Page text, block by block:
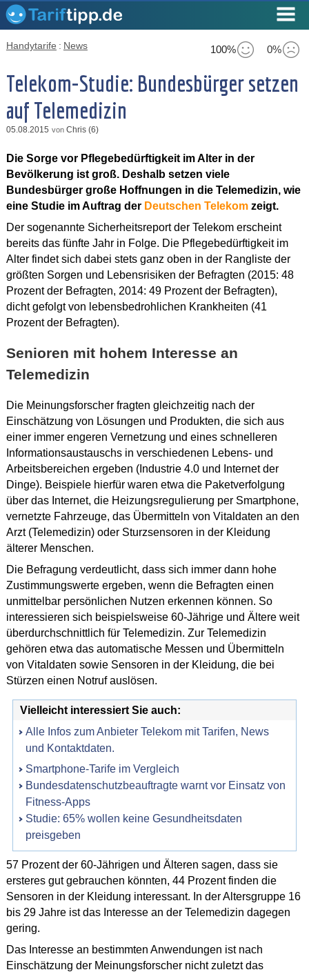
100% 0%
Handytarife : News
Telekom-Studie: Bundesbürger setzen
auf Telemedizin
05.08.2015 von Chris (6)
Die Sorge vor Pflegebedürftigkeit im Alter in der
Bevölkerung ist groß. Deshalb setzen viele
Bundesbürger große Hoffnungen in die Telemedizin, wie
eine Studie im Auftrag der Deutschen Telekomzeigt.
Der sogenannte Sicherheitsreport der Telekom erscheint
bereits das fünfte Jahr in Folge. Die Pflegebedürftigkeit im
Alter findet sich dabei stets ganz oben in der Rangliste der
größten Sorgen und Lebensrisiken der Befragten (2015: 48
Prozent der Befragten, 2014: 49 Prozent der Befragten),
dicht gefolgt von lebensbedrohlichen Krankheiten (41
Prozent der Befragten).
Senioren mit hohem Interesse an
Telemedizin
Die Meinungsforscher fragten gleichzeitig nach der
Einschätzung von Lösungen und Produkten, die sich aus
einer immer engeren Vernetzung und eines schnelleren
Informationsaustauschs in verschiedenen Lebens- und
Arbeitsbereichen ergeben (Industrie 4.0 und Internet der
Dinge). Beispiele hierfür waren etwa die Paketverfolgung
über das Internet, die Heizungsregulierung per Smartphone,
vernetzte Fahrzeuge, das Übermitteln von Vitaldaten an den
Arzt (Telemedizin) oder Sturzsensoren in der Kleidung
älterer Menschen.
Die Befragung verdeutlicht, dass sich immer dann hohe
Zustimmungswerte ergeben, wenn die Befragten einen
unmittelbar persönlichen Nutzen erkennen können. So
interessieren sich beispielsweise 60-Jährige und Ältere weit
überdurchschnittlich für Telemedizin. Zur Telemedizin
gehören etwa das automatische Messen und Übermitteln
von Vitaldaten sowie Sensoren in der Kleidung, die bei
Stürzen einen Notruf auslösen.
Vielleicht interessiert Sie auch:
Alle Infos zum Anbieter Telekom mit Tarifen, News
und Kontaktdaten.
Smartphone-Tarife im Vergleich
Bundesdatenschutzbeauftragte warnt vor Einsatz von
Fitness-Apps
Studie: 65% wollen keine Gesundheitsdaten
preisgeben
57 Prozent der 60-Jährigen und Älteren sagen, dass sie
ersteres gut gebrauchen könnten, 44 Prozent finden die
Sensoren in der Kleidung interessant. In der Altersgruppe 16
bis 29 Jahre ist das Interesse an der Telemedizin dagegen
gering.
Das Interesse an bestimmten Anwendungen ist nach
Einschätzung der Meinungsforscher nicht zuletzt das